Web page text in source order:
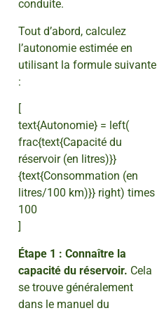
conduite.
Tout d’abord, calculez
l’autonomie estimée en
utilisant la formule suivante
:
[
text{Autonomie} = left(
frac{text{Capacité du
réservoir (en litres)}}
{text{Consommation (en
litres/100 km)}} right) times
100
]
Étape 1 : Connaître la
capacité du réservoir. Cela
se trouve généralement
dans le manuel du